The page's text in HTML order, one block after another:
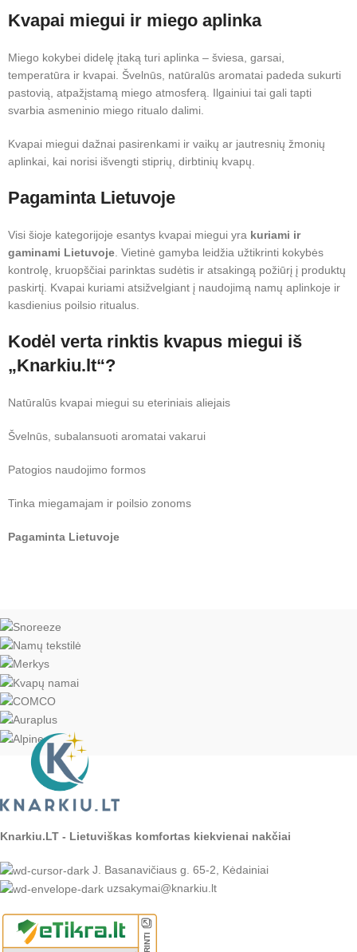
Kvapai miegui ir miego aplinka
Miego kokybei didelę įtaką turi aplinka – šviesa, garsai,
temperatūra ir kvapai. Švelnūs, natūralūs aromatai padeda sukurti
pastovią, atpažįstamą miego atmosferą. Ilgainiui tai gali tapti
svarbia asmeninio miego ritualo dalimi.
Kvapai miegui dažnai pasirenkami ir vaikų ar jautresnių žmonių
aplinkai, kai norisi išvengti stiprių, dirbtinių kvapų.
Pagaminta Lietuvoje
Visi šioje kategorijoje esantys kvapai miegui yra kuriami ir
gaminami Lietuvoje . Vietinė gamyba leidžia užtikrinti kokybės
kontrolę, kruopščiai parinktas sudėtis ir atsakingą požiūrį į produktų
paskirtį. Kvapai kuriami atsižvelgiant į naudojimą namų aplinkoje ir
kasdienius poilsio ritualus.
Kodėl verta rinktis kvapus miegui iš
„Knarkiu.lt“?
Natūralūs kvapai miegui su eteriniais aliejais
Švelnūs, subalansuoti aromatai vakarui
Patogios naudojimo formos
Tinka miegamajam ir poilsio zonoms
Pagaminta Lietuvoje
Knarkiu.LT - Lietuviškas komfortas kiekvienai nakčiai
J. Basanavičiaus g. 65-2, Kėdainiai
uzsakymai@knarkiu.lt